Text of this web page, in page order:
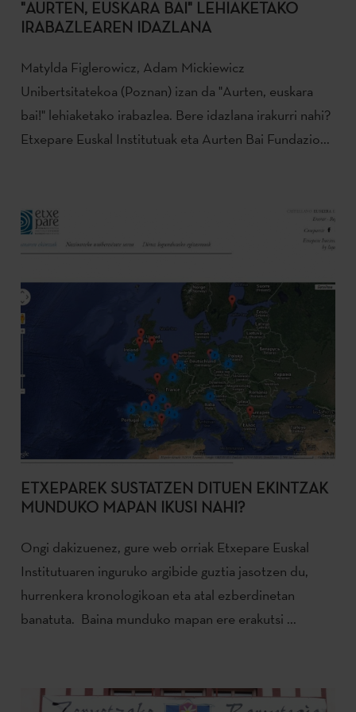
"AURTEN, EUSKARA BAI" LEHIAKETAKO
IRABAZLEAREN IDAZLANA
Matylda Figlerowicz, Adam Mickiewicz
Unibertsitatekoa (Poznan) izan da "Aurten, euskara
bai!" lehiaketako irabazlea. Bere idazlana irakurri nahi?
Etxepare Euskal Institutuak eta Aurten Bai Fundazio...
ETXEPAREK SUSTATZEN DITUEN EKINTZAK
MUNDUKO MAPAN IKUSI NAHI?
Ongi dakizuenez, gure web orriak Etxepare Euskal
Institutuaren inguruko argibide guztia jasotzen du,
hurrenkera kronologikoan eta atal ezberdinetan
banatuta. Baina munduko mapan ere erakutsi ...